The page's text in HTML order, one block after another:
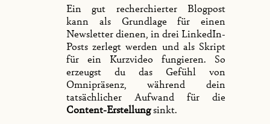
Ein gut recherchierter Blogpost
kann als Grundlage für einen
Newsletter dienen, in drei LinkedIn-
Posts zerlegt werden und als Skript
für ein Kurzvideo fungieren. So
erzeugst du das Gefühl von
Omnipräsenz, während dein
tatsächlicher Aufwand für die
Content-Erstellungsinkt.